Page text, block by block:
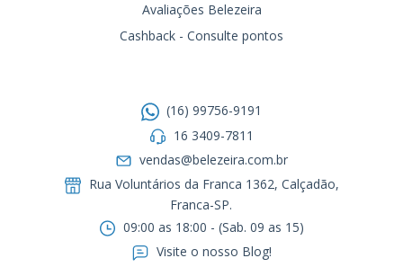
Avaliações Belezeira
Cashback - Consulte pontos
(16) 99756-9191
16 3409-7811
vendas@belezeira.com.br
Rua Voluntários da Franca 1362, Calçadão,
Franca-SP.ㅤㅤㅤㅤㅤㅤㅤㅤㅤㅤㅤ
09:00 as 18:00 - (Sab. 09 as 15)
Visite o nosso Blog!